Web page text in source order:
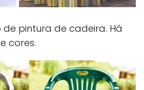
pintura de cadeira. Há
cores.